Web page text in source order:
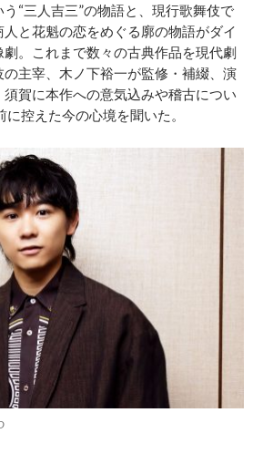
“三人吉三”の物語と、現行歌舞伎で
と花魁の恋をめぐる廓の物語がダイ
。これまで数々の古典作品を現代劇
主宰、木ノ下裕一が監修・補綴、演
賀に本作への意気込みや稽古につい
控えた今の心境を聞いた。